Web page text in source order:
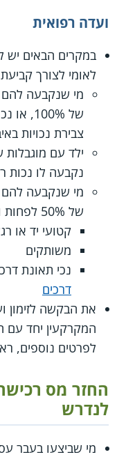
ועדה רפואית
במקרים הבאים יש
לאומי לצורך
מי שנקבעה להם
צבירת נכויות
ילד עם
נקבעה לו נכות
מי שנקבעה להם
של ‎50% לפחות והם:
קטועי יד או
משותקים
נכי תאונת
דרכים
את הבקשה לזימון
המקרקעין יחד
לפרטים נוספים,
החזר מס
לנדרש
מי שביצעו בעבר